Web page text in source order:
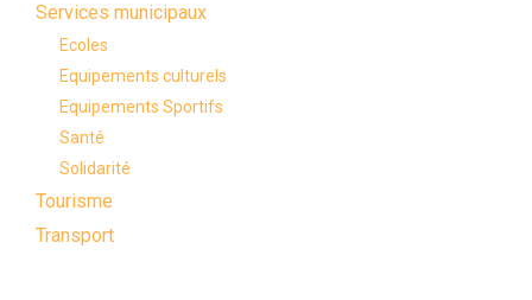
Services municipaux
Ecoles
Equipements culturels
Equipements Sportifs
Santé
Solidarité
Tourisme
Transport